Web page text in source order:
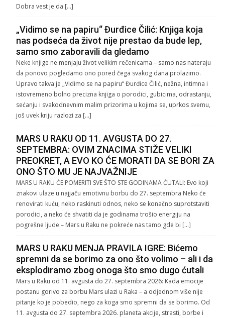
Dobra vest je da […]
„Vidimo se na papiru“ Đurđice Čilić: Knjiga koja
nas podseća da život nije prestao da bude lep,
samo smo zaboravili da gledamo
Neke knjige ne menjaju život velikim rečenicama – samo nas nateraju
da ponovo pogledamo ono pored čega svakog dana prolazimo.
Upravo takva je „Vidimo se na papiru“ Đurđice Čilić, nežna, intimna i
istovremeno bolno precizna knjiga o porodici, gubicima, odrastanju,
sećanju i svakodnevnim malim prizorima u kojima se, uprkos svemu,
još uvek kriju razlozi za […]
MARS U RAKU OD 11. AVGUSTA DO 27.
SEPTEMBRA: OVIM ZNACIMA STIŽE VELIKI
PREOKRET, A EVO KO ĆE MORATI DA SE BORI ZA
ONO ŠTO MU JE NAJVAŽNIJE
MARS U RAKU ĆE POMERITI SVE ŠTO STE GODINAMA ĆUTALI: Evo koji
znakovi ulaze u najjaču emotivnu borbu do 27. septembra Neko će
renovirati kuću, neko raskinuti odnos, neko se konačno suprotstaviti
porodici, a neko će shvatiti da je godinama trošio energiju na
pogrešne ljude – Mars u Raku ne pokreće nas tamo gde bi […]
MARS U RAKU MENJA PRAVILA IGRE: Bićemo
spremni da se borimo za ono što volimo – ali i da
eksplodiramo zbog onoga što smo dugo ćutali
Mars u Raku od 11. avgusta do 27. septembra 2026: Kada emocije
postanu gorivo za borbu Mars ulazi u Raka – a odjednom više nije
pitanje ko je pobedio, nego za koga smo spremni da se borimo. Od
11. avgusta do 27. septembra 2026. planeta akcije, strasti, borbe i